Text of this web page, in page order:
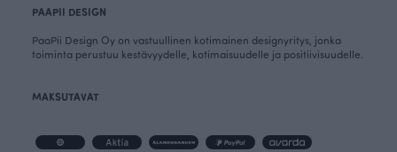
PAAPII DESIGN
PaaPii Design Oy on vastuullinen kotimainen designyritys, jonka
toiminta perustuu kestävyydelle, kotimaisuudelle ja positiivisuudelle.
MAKSUTAVAT